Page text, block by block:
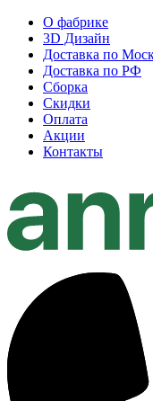
О фабрике
3D Дизайн
Доставка по
Доставка по РФ
Сборка
Скидки
Оплата
Акции
Контакты